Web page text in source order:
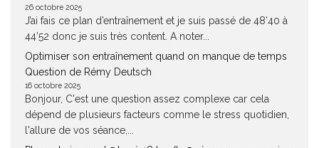
26 octobre 2025
J’ai fais ce plan d’entraînement et je suis passé de 48’40 à
44’52 donc je suis très content. A noter...
Optimiser son entraînement quand on manque de temps
Question de Rémy Deutsch
16 octobre 2025
Bonjour, C'est une question assez complexe car cela
dépend de plusieurs facteurs comme le stress quotidien,
l'allure de vos séance,...